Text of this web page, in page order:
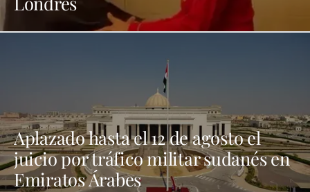
Aplazado hasta el 12 de agosto el
juicio por tráfico militar sudanés en
Emiratos Árabes